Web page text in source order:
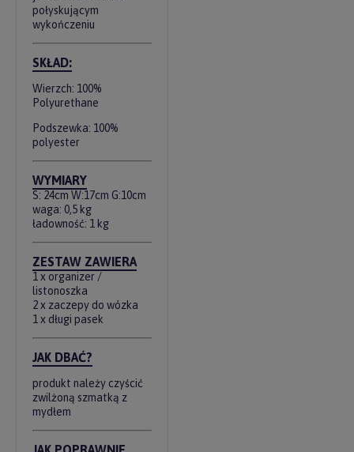
połyskującym
wykończeniu
SKŁAD:
Wierzch: 100%
Polyurethane
Podszewka: 100%
polyester
WYMIARY
S: 24cm W:17cm G:10cm
waga: 0,5 kg
ładowność: 1 kg
ZESTAW ZAWIERA
1 x organizer /
listonoszka
2 x zaczepy do wózka
1 x długi pasek
JAK DBAĆ?
produkt należy czyścić
zwilżoną szmatką z
mydłem